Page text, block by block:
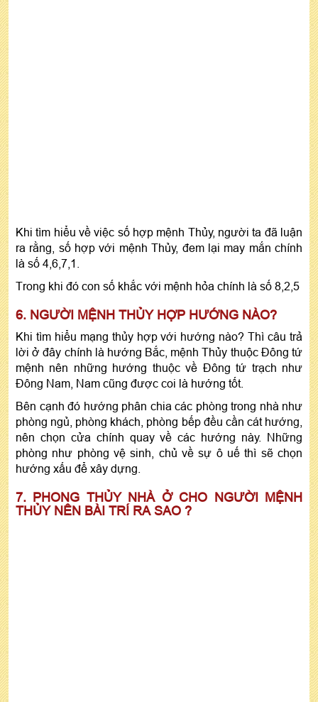
Khi tìm hiểu về việc số hợp mệnh Thủy, người ta đã luận
ra rằng, số hợp với mệnh Thủy, đem lại may mắn chính
là số 4,6,7,1.
Trong khi đó con số khắc với mệnh hỏa chính là số 8,2,5
6. NGƯỜI MỆNH THỦY HỢP HƯỚNG NÀO?
Khi tìm hiểu mạng thủy hợp với hướng nào? Thì câu trả
lời ở đây chính là hướng Bắc, mệnh Thủy thuộc Đông tứ
mệnh nên những hướng thuộc về Đông tứ trạch như
Đông Nam, Nam cũng được coi là hướng tốt.
Bên cạnh đó hướng phân chia các phòng trong nhà như
phòng ngủ, phòng khách, phòng bếp đều cần cát hướng,
nên chọn cửa chính quay về các hướng này. Những
phòng như phòng vệ sinh, chủ về sự ô uế thì sẽ chọn
hướng xấu để xây dựng.
7. PHONG THỦY NHÀ Ở CHO NGƯỜI MỆNH
THỦY NÊN BÀI TRÍ RA SAO ?